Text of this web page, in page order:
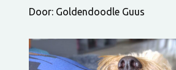
Door: Goldendoodle Guus